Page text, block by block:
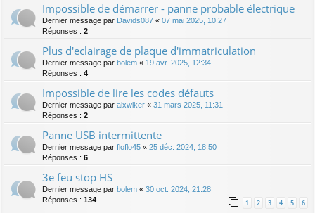
Impossible de démarrer - panne probable électrique
Dernier message par Davids087 « 07 mai 2025, 10:27
Réponses : 2
Plus d'eclairage de plaque d'immatriculation
Dernier message par bolem « 19 avr. 2025, 12:34
Réponses : 4
Impossible de lire les codes défauts
Dernier message par alxwlker « 31 mars 2025, 11:31
Réponses : 2
Panne USB intermittente
Dernier message par floflo45 « 25 déc. 2024, 18:50
Réponses : 6
3e feu stop HS
Dernier message par bolem « 30 oct. 2024, 21:28
Réponses : 134 1 2 3 4 5 6